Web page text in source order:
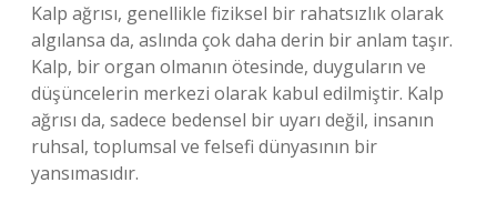
Kalp ağrısı, genellikle fiziksel bir rahatsızlık olarak
algılansa da, aslında çok daha derin bir anlam taşır.
Kalp, bir organ olmanın ötesinde, duyguların ve
düşüncelerin merkezi olarak kabul edilmiştir. Kalp
ağrısı da, sadece bedensel bir uyarı değil, insanın
ruhsal, toplumsal ve felsefi dünyasının bir
yansımasıdır.